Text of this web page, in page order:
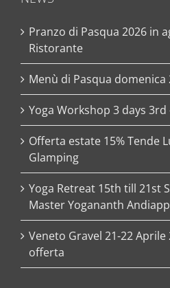
Pranzo di Pasqua 2026 in
Ristorante
Menù di Pasqua domenica
Yoga Workshop 3 days
Offerta estate 15% Tende
Glamping
Yoga Retreat 15th till 21st
Master Yogananth
Veneto Gravel 21-22
offerta